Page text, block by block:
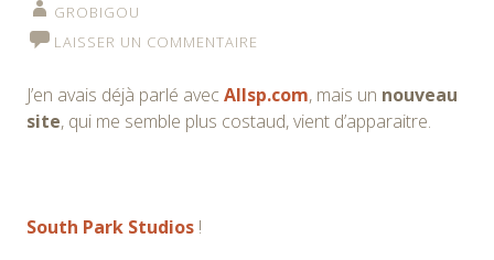
GROBIGOU
LAISSER UN COMMENTAIRE
J’en avais déjà parlé avec Allsp.com, mais un nouveau
site, qui me semble plus costaud, vient d’apparaitre.
South Park Studios !